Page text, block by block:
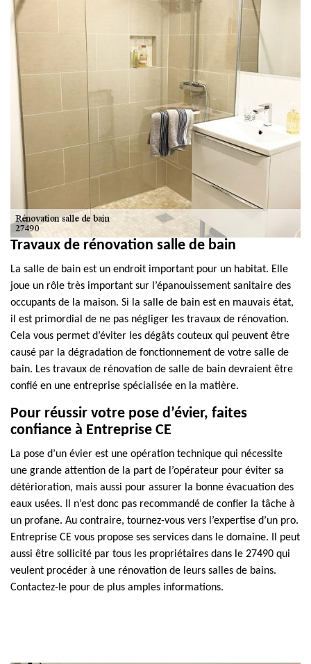
Travaux de rénovation salle de bain
La salle de bain est un endroit important pour un habitat. Elle
joue un rôle très important sur l’épanouissement sanitaire des
occupants de la maison. Si la salle de bain est en mauvais état,
il est primordial de ne pas négliger les travaux de rénovation.
Cela vous permet d’éviter les dégâts couteux qui peuvent être
causé par la dégradation de fonctionnement de votre salle de
bain. Les travaux de rénovation de salle de bain devraient être
confié en une entreprise spécialisée en la matière.
Pour réussir votre pose d’évier, faites
confiance à Entreprise CE
La pose d’un évier est une opération technique qui nécessite
une grande attention de la part de l’opérateur pour éviter sa
détérioration, mais aussi pour assurer la bonne évacuation des
eaux usées. Il n’est donc pas recommandé de confier la tâche à
un profane. Au contraire, tournez-vous vers l’expertise d’un pro.
Entreprise CE vous propose ses services dans le domaine. Il peut
aussi être sollicité par tous les propriétaires dans le 27490 qui
veulent procéder à une rénovation de leurs salles de bains.
Contactez-le pour de plus amples informations.